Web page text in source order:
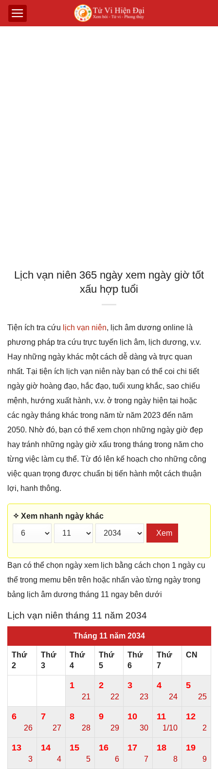
Lịch vạn niên 365 ngày xem ngày giờ tốt
xấu hợp tuổi
Tiện ích tra cứu lịch vạn niên, lịch âm dương online là
phương pháp tra cứu trực tuyến lịch âm, lịch dương, v.v.
Hay những ngày khác một cách dễ dàng và trực quan
nhất. Tại tiện ích lịch vạn niên này bạn có thể coi chi tiết
ngày giờ hoàng đạo, hắc đạo, tuổi xung khắc, sao chiếu
mệnh, hướng xuất hành, v.v. ở trong ngày hiện tại hoặc
các ngày tháng khác trong năm từ năm 2023 đến năm
2050. Nhờ đó, bạn có thể xem chọn những ngày giờ đẹp
hay tránh những ngày giờ xấu trong tháng trong năm cho
từng việc làm cụ thể. Từ đó lên kế hoạch cho những công
việc quan trọng được chuẩn bị tiến hành một cách thuận
lợi, hanh thông.
✧ Xem nhanh ngày khác
Xem
Bạn có thể chọn ngày xem lịch bằng cách chọn 1 ngày cụ
thể trong memu bên trên hoặc nhấn vào từng ngày trong
bảng lịch âm dương tháng 11 ngay bên dưới
Lịch vạn niên tháng 11 năm 2034
Tháng 11 năm 2034
Thứ
2
Thứ
3
Thứ
4
Thứ
5
Thứ
6
Thứ
7
CN
1
21
2
22
3
23
4
24
5
25
6
26
7
27
8
28
9
29
10
30
11
1/10
12
2
13
3
14
4
15
5
16
6
17
7
18
8
19
9